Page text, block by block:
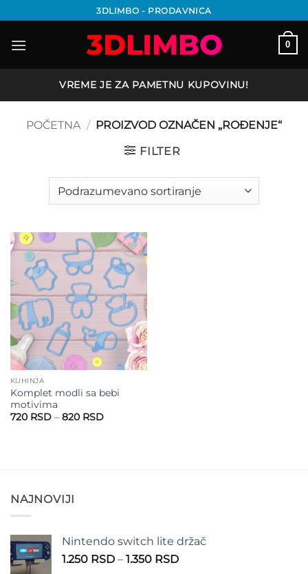
na
sadržaj
3DLIMBO - PRODAVNICA
0
VREME JE ZA PAMETNU KUPOVINU!
POČETNA / PROIZVOD OZNAČEN „ROĐENJE“
FILTER
Add to
wishlist
KUHINJA
Komplet modli sa bebi
motivima
720 RSD – 820 RSDRaspon
NAJNOVIJI
Nintendo switch lite držač
1.250 RSD – 1.350 RSDRaspon